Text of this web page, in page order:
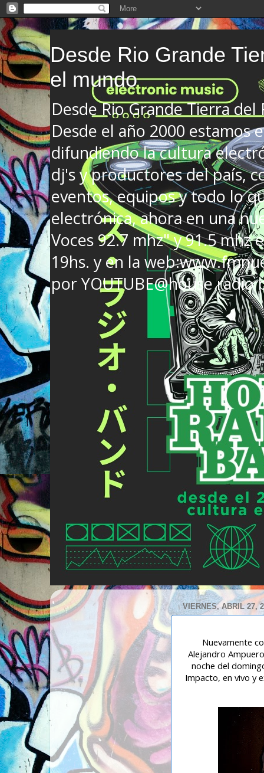
Desde Rio Grande
el mundo
Desde Rio Grande Tierra
Desde el año 2000 estamos
difundiendo la cultura
dj's y productores del país,
eventos, equipos y todo lo
electrónica, ahora en una
Voces 92.7 mhz" y 91.5 mhz
19hs. y en la
por YOUTUBE@house radio
VIERNES, ABRIL 27,
Nuevamente
Alejandro
noche del
Impacto, en vivo y